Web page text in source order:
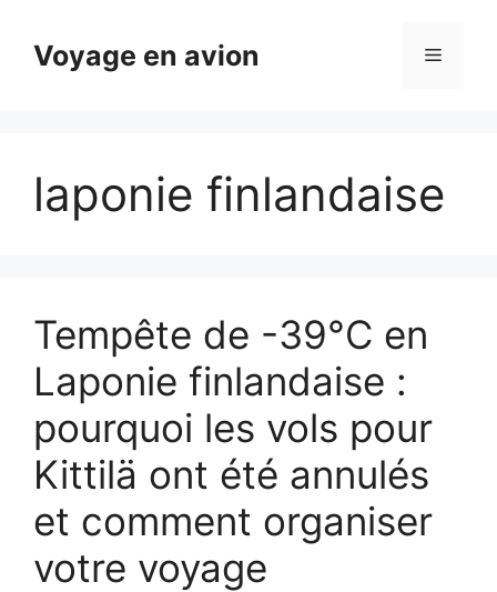
contenuVoyage en avion Menu
laponie finlandaise
Tempête de -39°C en
Laponie finlandaise :
pourquoi les vols pour
Kittilä ont été annulés
et comment organiser
votre voyage